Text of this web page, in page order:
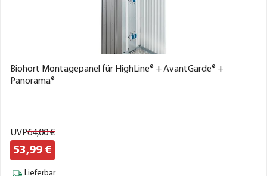
Biohort Montagepanel für HighLine® + AvantGarde® +
Panorama®
UVP64,00€
53,99 €
Lieferbar